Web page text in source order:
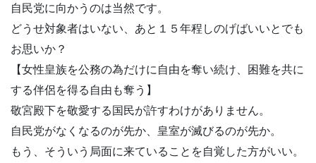
自民党に向かうのは当然です。
どうせ対象者はいない、あと１５年程しのげばいいとでも
お思いか？
【女性皇族を公務の為だけに自由を奪い続け、困難を共に
する伴侶を得る自由も奪う】
敬宮殿下を敬愛する国民が許すわけがありません。
自民党がなくなるのが先か、皇室が滅びるのが先か。
もう、そういう局面に来ていることを自覚した方がいい。